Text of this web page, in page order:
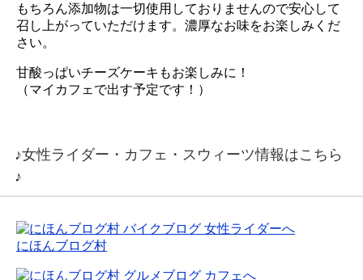
もちろん添加物は一切使用しておりませんので安心して
召し上がっていただけます。濃厚なお味をお楽しみくだ
さい。
甘酸っぱいチーズケーキもお楽しみに！
（マイカフェで出す予定です！）
♪女性ライダー・カフェ・スウィーツ情報はこちら
♪
にほんブログ村